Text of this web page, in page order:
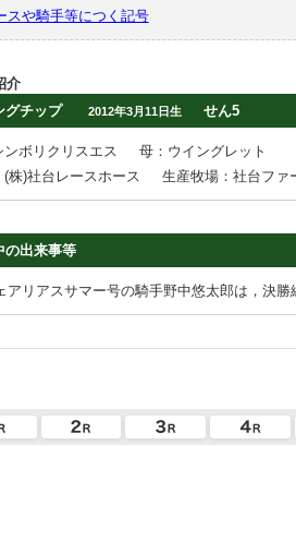
スや騎手等につく記号
介
グチップ
2012年3月11日生 せん5
ンボリクリスエス
母：ウイングレット
(株)社台レースホース
生産牧場：社台ファ
の出来事等
アリアスサマー号の騎手野中悠太郎は，決